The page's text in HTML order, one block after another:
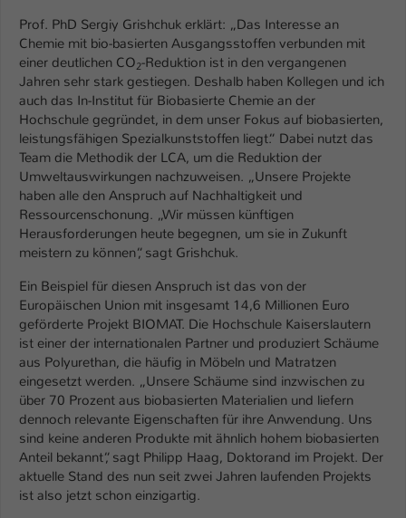
Prof. PhD Sergiy Grishchuk erklärt: „Das Interesse an
Chemie mit bio-basierten Ausgangsstoffen verbunden mit
einer deutlichen CO2-Reduktion ist in den vergangenen
Jahren sehr stark gestiegen. Deshalb haben Kollegen und ich
auch das In-Institut für Biobasierte Chemie an der
Hochschule gegründet, in dem unser Fokus auf biobasierten,
leistungsfähigen Spezialkunststoffen liegt.“ Dabei nutzt das
Team die Methodik der LCA, um die Reduktion der
Umweltauswirkungen nachzuweisen. „Unsere Projekte
haben alle den Anspruch auf Nachhaltigkeit und
Ressourcenschonung. „Wir müssen künftigen
Herausforderungen heute begegnen, um sie in Zukunft
meistern zu können“, sagt Grishchuk.
Ein Beispiel für diesen Anspruch ist das von der
Europäischen Union mit insgesamt 14,6 Millionen Euro
geförderte Projekt BIOMAT. Die Hochschule Kaiserslautern
ist einer der internationalen Partner und produziert Schäume
aus Polyurethan, die häufig in Möbeln und Matratzen
eingesetzt werden. „Unsere Schäume sind inzwischen zu
über 70 Prozent aus biobasierten Materialien und liefern
dennoch relevante Eigenschaften für ihre Anwendung. Uns
sind keine anderen Produkte mit ähnlich hohem biobasierten
Anteil bekannt“, sagt Philipp Haag, Doktorand im Projekt. Der
aktuelle Stand des nun seit zwei Jahren laufenden Projekts
ist also jetzt schon einzigartig.
Zweck
generierte ID, für die historische
Speicherung Ihrer vorgenommen
Einstellungen, falls der Webseiten-
Betreiber dies eingestellt hat.
Name fe_typo_user / PHPSESSID
Anbieter TYPO3
Laufzeit 1 Woche
Zweck
Dieses Cookie ist ein Standard-Session-
Cookie von TYPO3. Es speichert im Fall
eines Intranet-Logins die Session-ID. So
kann der eingeloggte Benutzer
wiedererkannt werden und es wird ihm
Zugang zu geschützten Bereichen
gewährt.
Name be_typo_user
Anbieter TYPO3